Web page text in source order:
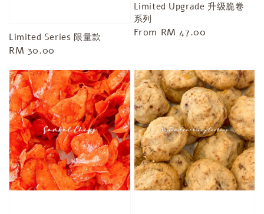
Limited Series 限量款
Regular
RM 30.00
Limited Upgrade 升级脆卷
系列
Regular
From RM 47.00